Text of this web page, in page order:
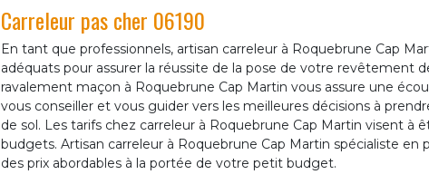
Carreleur pas cher 06190
En tant que professionnels, artisan carreleur à Roquebrune Cap
adéquats pour assurer la réussite de la pose de votre revêtement
ravalement maçon à Roquebrune Cap Martin vous assure une
vous conseiller et vous guider vers les meilleures décisions à
de sol. Les tarifs chez carreleur à Roquebrune Cap Martin visent à
budgets. Artisan carreleur à Roquebrune Cap Martin spécialiste en
des prix abordables à la portée de votre petit budget.